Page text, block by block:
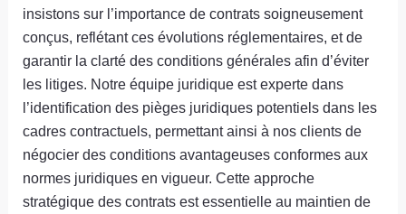
insistons sur l’importance de contrats soigneusement
conçus, reflétant ces évolutions réglementaires, et de
garantir la clarté des conditions générales afin d’éviter
les litiges. Notre équipe juridique est experte dans
l’identification des pièges juridiques potentiels dans les
cadres contractuels, permettant ainsi à nos clients de
négocier des conditions avantageuses conformes aux
normes juridiques en vigueur. Cette approche
stratégique des contrats est essentielle au maintien de